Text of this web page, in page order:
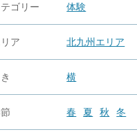
ゴリー 体験
ア 北九州エリア
横
春 夏 秋 冬